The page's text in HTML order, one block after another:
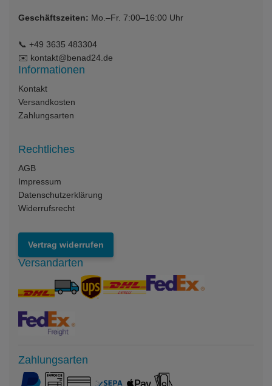
Geschäftszeiten: Mo.–Fr. 7:00–16:00 Uhr
📞 +49 3635 483304
✉️ kontakt@benad24.de
Informationen
Kontakt
Versandkosten
Zahlungsarten
Rechtliches
AGB
Impressum
Datenschutzerklärung
Widerrufsrecht
Vertrag widerrufen
Versandarten
Zahlungsarten